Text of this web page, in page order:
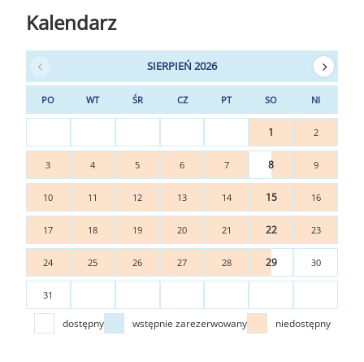
Kalendarz
SIERPIEŃ 2026
PO WT ŚR CZ PT SO NI
1 2
3 4 5 6 7 8 9
10 11 12 13 14 15 16
17 18 19 20 21 22 23
24 25 26 27 28 29 30
31
dostępny wstępnie zarezerwowany niedostępny